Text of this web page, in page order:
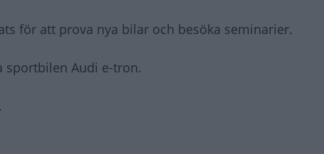
för att prova nya bilar och besöka seminarier.
sportbilen Audi e-tron.